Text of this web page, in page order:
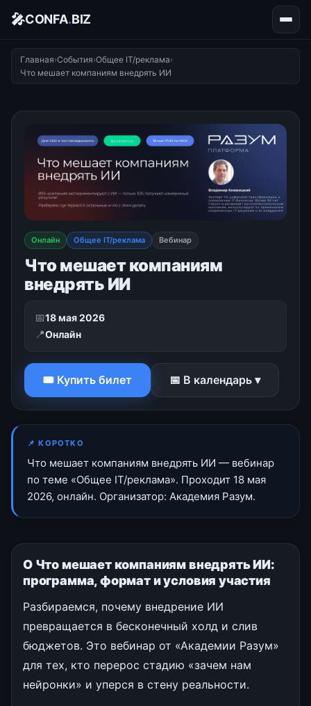
🎤CONFA.BIZ
Главная›События›Общее IT/реклама›
Что мешает компаниям внедрять ИИ
Онлайн Общее IT/реклама Вебинар
Что мешает компаниям
внедрять ИИ
📅18 мая 2026
📍Онлайн
🎟 Купить билет 📅 В календарь ▾
📌 КОРОТКО
Что мешает компаниям внедрять ИИ — вебинар
по теме «Общее IT/реклама». Проходит 18 мая
2026, онлайн. Организатор: Академия Разум.
О Что мешает компаниям внедрять ИИ:
программа, формат и условия участия
Разбираемся, почему внедрение ИИ
превращается в бесконечный холд и слив
бюджетов. Это вебинар от «Академии Разум»
для тех, кто перерос стадию «зачем нам
нейронки» и уперся в стену реальности.